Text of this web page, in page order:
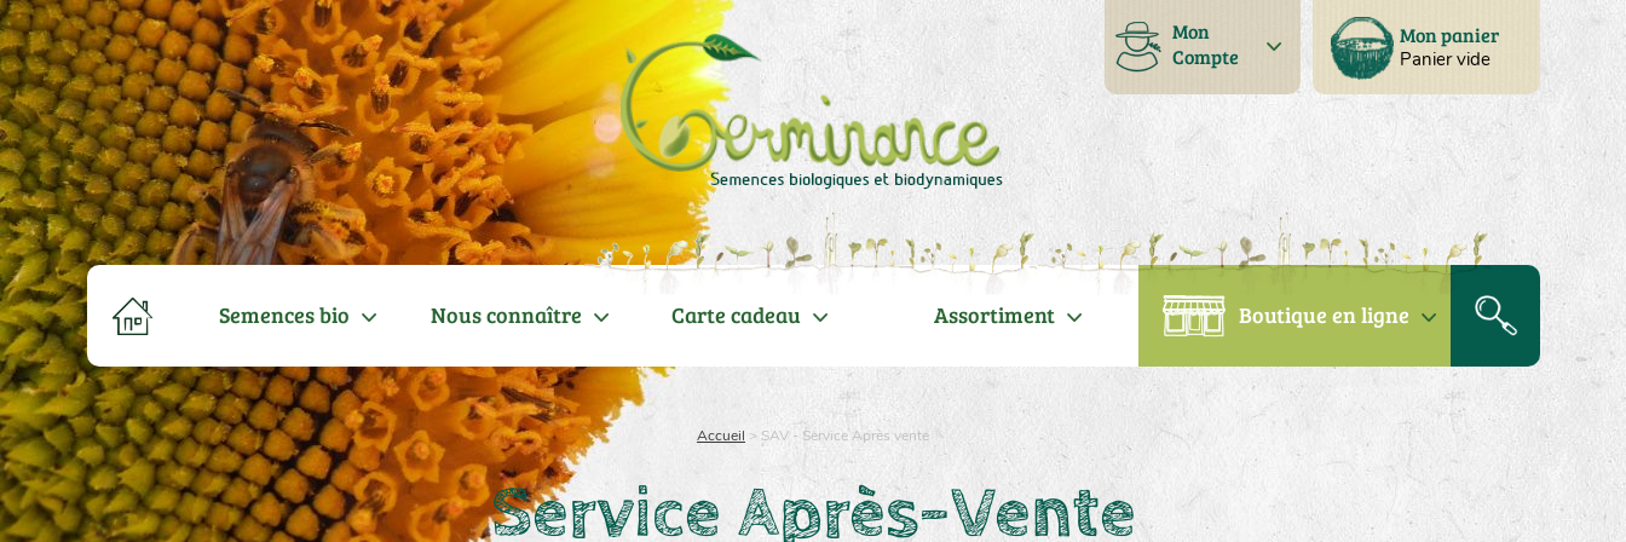
Mon panier
Panier vide
Mon
Compte
Semences bio Nous connaître Carte cadeau Assortiment Boutique en ligne
Accueil >SAV - Service Après vente
Service Après-Vente